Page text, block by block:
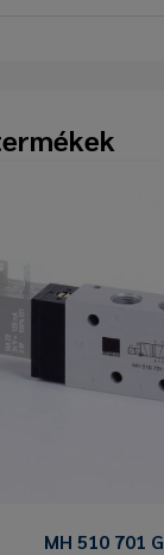
MH 510 701 G